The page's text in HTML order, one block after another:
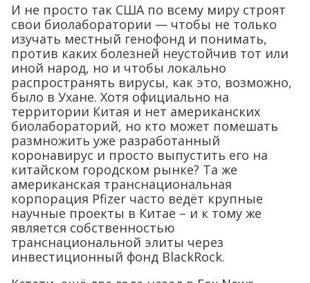
И не просто так США по всему миру строят
свои биолаборатории — чтобы не только
изучать местный генофонд и понимать,
против каких болезней неустойчив тот или
иной народ, но и чтобы локально
распространять вирусы, как это, возможно,
было в Ухане. Хотя официально на
территории Китая и нет американских
биолабораторий, но кто может помешать
размножить уже разработанный
коронавирус и просто выпустить его на
китайском городском рынке? Та же
американская транснациональная
корпорация Pfizer часто ведёт крупные
научные проекты в Китае – и к тому же
является собственностью
транснациональной элиты через
инвестиционный фонд BlackRock.